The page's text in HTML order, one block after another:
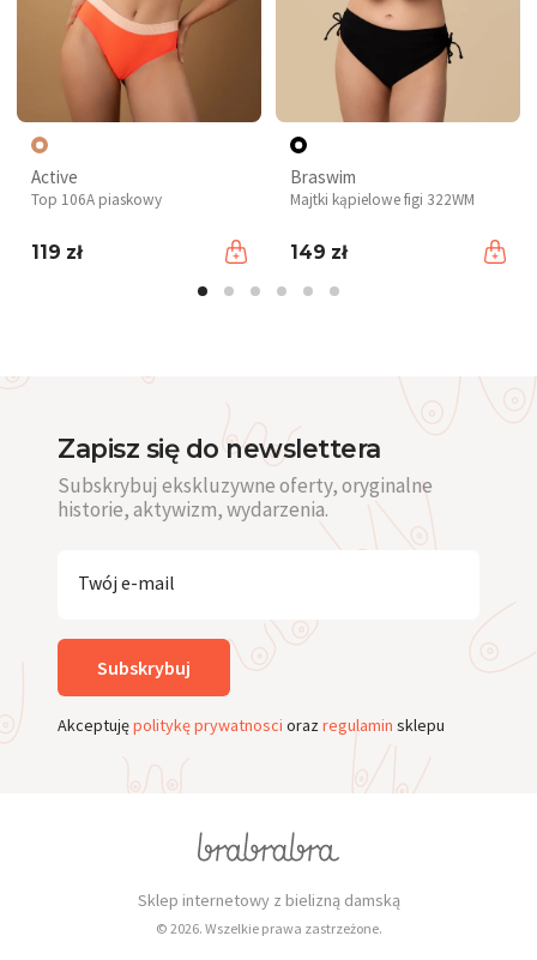
Active
Top 106A piaskowy
119 zł
Braswim
Majtki kąpielowe figi 322WM
149 zł
Zapisz się do newslettera
Subskrybuj ekskluzywne oferty, oryginalne
historie, aktywizm, wydarzenia.
Twój e-mail
Subskrybuj
Akceptujępolitykę prywatnosci orazregulamin sklepu
Sklep internetowy z bielizną damską
© 2026. Wszelkie prawa zastrzeżone.